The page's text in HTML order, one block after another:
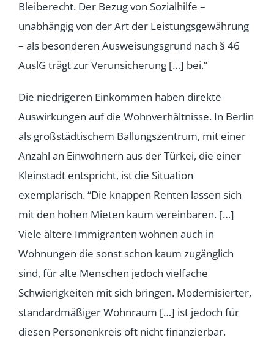
Bleiberecht. Der Bezug von Sozialhilfe –
unabhängig von der Art der Leistungsgewährung
– als besonderen Ausweisungsgrund nach § 46
AuslG trägt zur Verunsicherung […] bei.”
Die niedrigeren Einkommen haben direkte
Auswirkungen auf die Wohnverhältnisse. In Berlin
als großstädtischem Ballungszentrum, mit einer
Anzahl an Einwohnern aus der Türkei, die einer
Kleinstadt entspricht, ist die Situation
exemplarisch. “Die knappen Renten lassen sich
mit den hohen Mieten kaum vereinbaren. […]
Viele ältere Immigranten wohnen auch in
Wohnungen die sonst schon kaum zugänglich
sind, für alte Menschen jedoch vielfache
Schwierigkeiten mit sich bringen. Modernisierter,
standardmäßiger Wohnraum […] ist jedoch für
diesen Personenkreis oft nicht finanzierbar.